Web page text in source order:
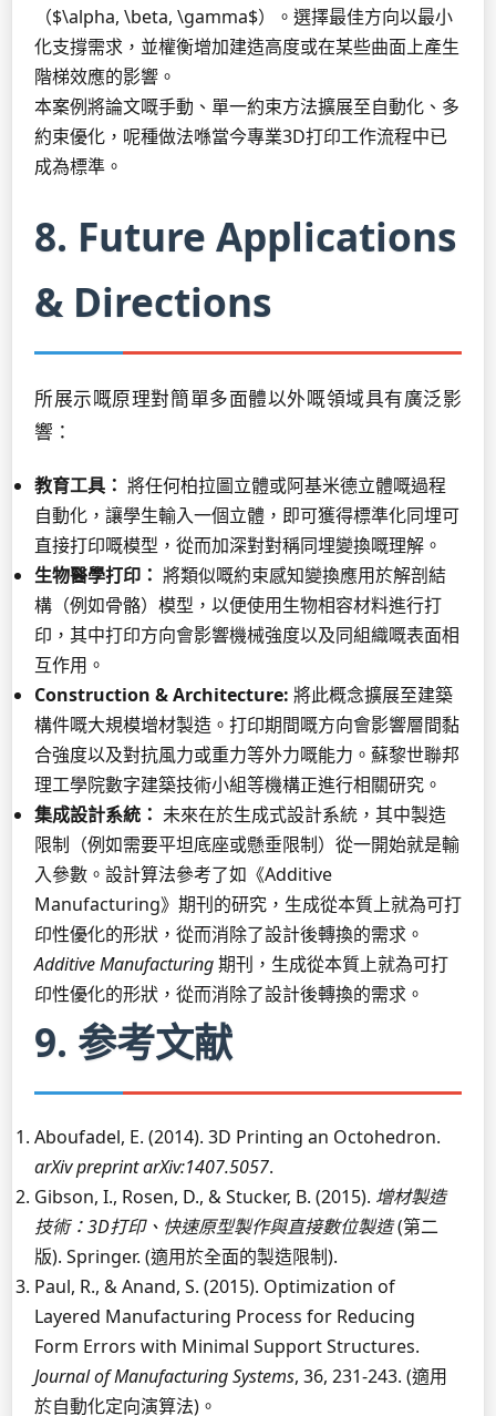
（$\alpha, \beta, \gamma$）。選擇最佳方向以最小
化支撐需求，並權衡增加建造高度或在某些曲面上產生
階梯效應的影響。
本案例將論文嘅手動、單一約束方法擴展至自動化、多
約束優化，呢種做法喺當今專業3D打印工作流程中已
成為標準。
8. Future Applications
& Directions
所展示嘅原理對簡單多面體以外嘅領域具有廣泛影
響：
教育工具： 將任何柏拉圖立體或阿基米德立體嘅過程
自動化，讓學生輸入一個立體，即可獲得標準化同埋可
直接打印嘅模型，從而加深對對稱同埋變換嘅理解。
生物醫學打印： 將類似嘅約束感知變換應用於解剖結
構（例如骨骼）模型，以便使用生物相容材料進行打
印，其中打印方向會影響機械強度以及同組織嘅表面相
互作用。
Construction & Architecture: 將此概念擴展至建築
構件嘅大規模增材製造。打印期間嘅方向會影響層間黏
合強度以及對抗風力或重力等外力嘅能力。蘇黎世聯邦
理工學院數字建築技術小組等機構正進行相關研究。
集成設計系統： 未來在於生成式設計系統，其中製造
限制（例如需要平坦底座或懸垂限制）從一開始就是輸
入參數。設計算法參考了如《Additive
Manufacturing》期刊的研究，生成從本質上就為可打
印性優化的形狀，從而消除了設計後轉換的需求。
Additive Manufacturing期刊，生成從本質上就為可打
印性優化的形狀，從而消除了設計後轉換的需求。
9. 参考文献
Aboufadel, E. (2014). 3D Printing an Octohedron.
arXiv preprint arXiv:1407.5057.
Gibson, I., Rosen, D., & Stucker, B. (2015). 增材製造
技術：3D打印、快速原型製作與直接數位製造(第二
版). Springer. (適用於全面的製造限制).
Paul, R., & Anand, S. (2015). Optimization of
Layered Manufacturing Process for Reducing
Form Errors with Minimal Support Structures.
Journal of Manufacturing Systems, 36, 231-243. (適用
於自動化定向演算法)。